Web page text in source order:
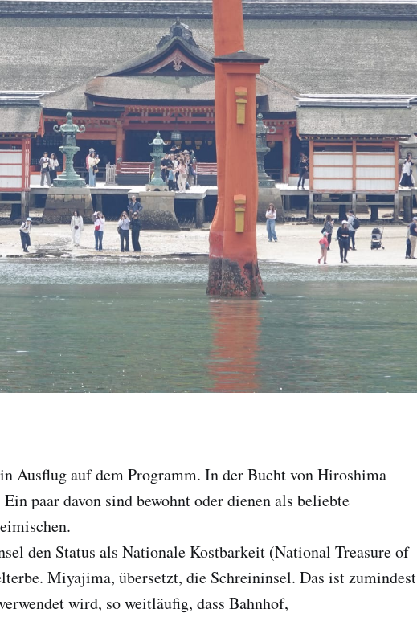
Ausflug auf dem Programm. In der Bucht von Hiroshima
paar davon sind bewohnt oder dienen als beliebte
den Status als Nationale Kostbarkeit (National Treasure of
Miyajima, übersetzt, die Schreininsel. Das ist zumindest
wird, so weitläufig, dass Bahnhof,